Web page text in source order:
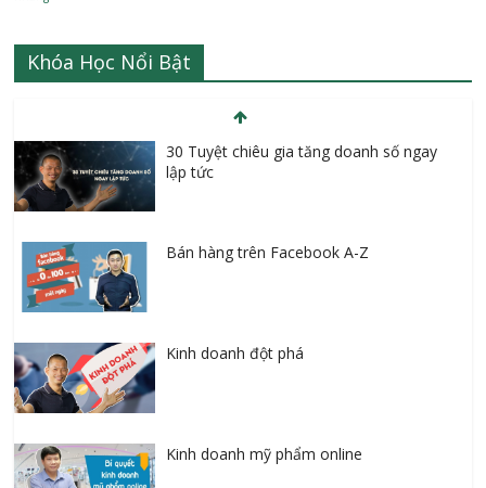
Khóa Học Nổi Bật
30 Tuyệt chiêu gia tăng doanh số ngay
lập tức
Bán hàng trên Facebook A-Z
Kinh doanh đột phá
Kinh doanh mỹ phẩm online